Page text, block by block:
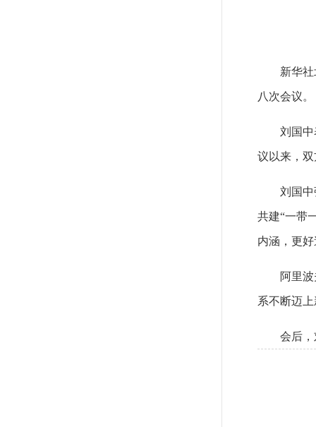
新华
八次会议。
刘国
议以来，
刘国
共建“一带
内涵，更
阿里
系不断迈
会后